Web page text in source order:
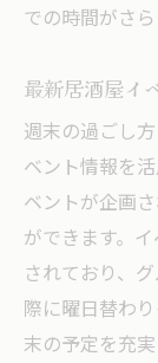
での時間がさ
最新居酒屋イ
週末の過ごし
ベント情報を
ベントが企画
ができます。
されており、
際に曜日替わ
末の予定を充